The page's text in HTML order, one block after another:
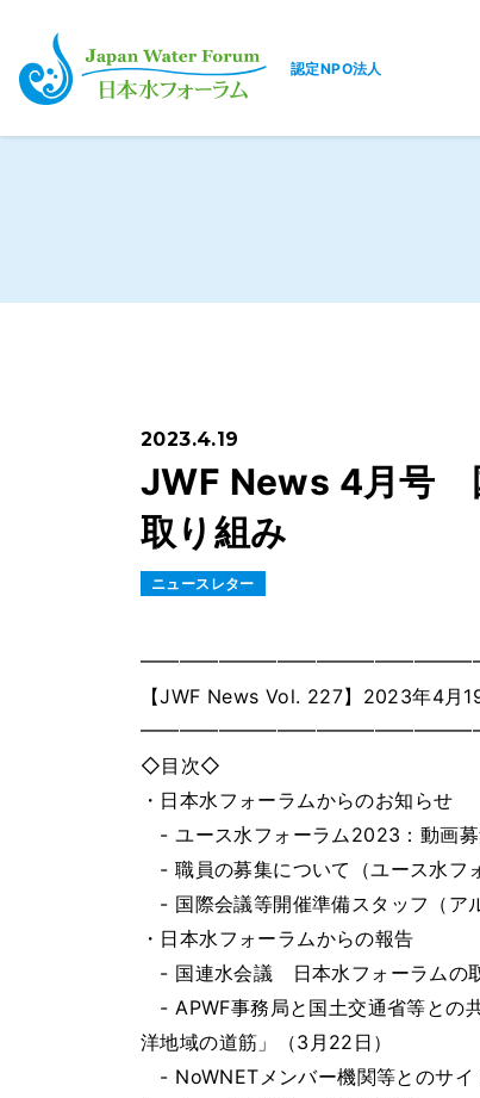
認定NPO法人
2023.4.19
JWF News 4月号
取り組み
ニュースレター
【JWF News Vol. 227】2023年4月
◇⽬次◇
・日本水フォーラムからのお知らせ
- ユース水フォーラム2023：動画募
- 職員の募集について（ユース水フ
- 国際会議等開催準備スタッフ（ア
・日本水フォーラムからの報告
- 国連水会議 日本水フォーラムの
- APWF事務局と国土交通省等との
洋地域の道筋」（3月22日）
- NoWNETメンバー機関等とのサイ